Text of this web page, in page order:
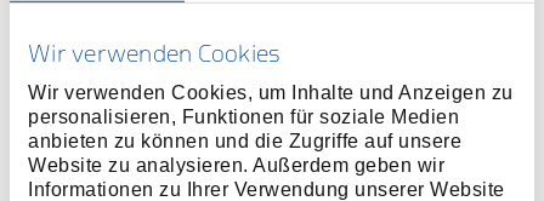
Wir verwenden Cookies
Wir verwenden Cookies, um Inhalte und Anzeigen zu
personalisieren, Funktionen für soziale Medien
anbieten zu können und die Zugriffe auf unsere
Website zu analysieren. Außerdem geben wir
Informationen zu Ihrer Verwendung unserer Website
ONLINE KAUFEN
HÄNDLER FINDEN
Produktlinie EAN0701698906284